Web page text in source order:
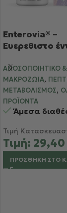
Enterovia® –
Ευερεθιστο
Δυσκοιλιότητα
ΑΝΟΣΟΠΟΙΗΤΙΚΌ &
ΜΑΚΡΟΖΩΊΑ,
ΜΕΤΑΒΟΛΙΣΜΌΣ,
ΠΡΟΪΌΝΤΑ
Άμεσα
Τιμή
Τιμή: 29,40
ΠΡΟΣΘΉΚΗ ΣΤΟ